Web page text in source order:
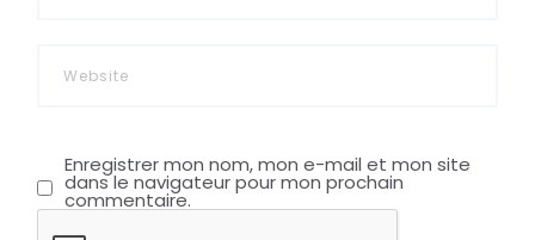
Enregistrer mon nom, mon e-mail et mon site
dans le navigateur pour mon prochain
commentaire.